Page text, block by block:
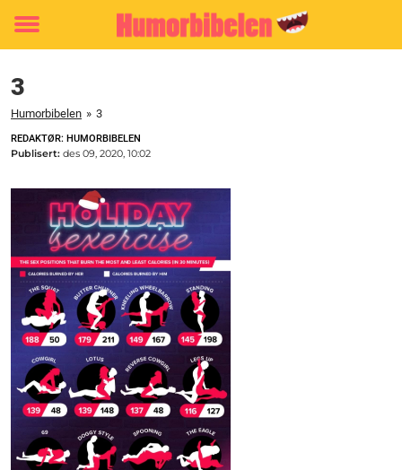
Toggle
3
Humorbibelen » 3
REDAKTØR: HUMORBIBELEN
Publisert: des 09, 2020, 10:02